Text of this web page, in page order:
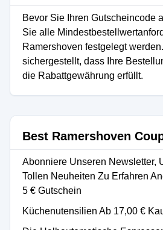
Bevor Sie Ihren Gutscheincode
Sie alle
Ramershoven festgelegt
sichergestellt, dass Ihre
die Rabattgewährung erfüllt.
Best Ramershoven
Abonniere Unseren Newsletter,
Tollen Neuheiten Zu Erfahren
5 € Gutschein
Küchenutensilien Ab 17,00 €